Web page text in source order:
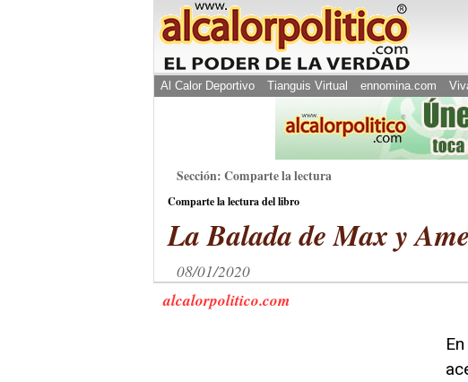
Al Calor Deportivo Tianguis Virtual ennomina.com
Sección: Comparte la lectura
Comparte la lectura del libro
La Balada de Max y
08/01/2020
alcalorpolitico.com